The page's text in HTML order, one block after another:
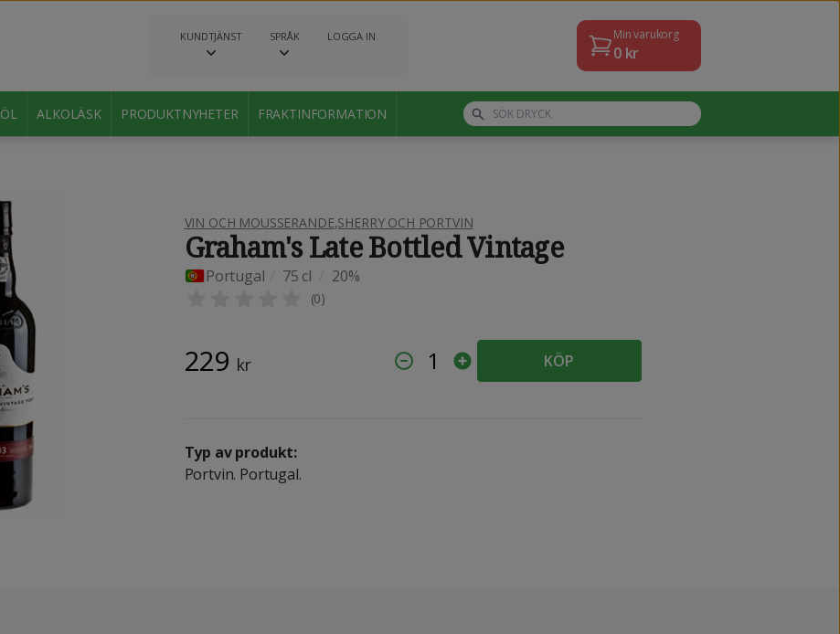
KUNDTJÄNST SPRÅK LOGGA IN Min varukorg
0kr
ÖL ALKOLÄSK PRODUKTNYHETER FRAKTINFORMATION
VIN OCH MOUSSERANDE,SHERRY OCH PORTVIN
Graham's Late Bottled Vintage
Portugal 75 cl 20%
(0)
229 kr 1 KÖP
Typ av produkt:
Portvin. Portugal.